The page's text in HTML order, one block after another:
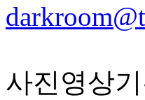
사진영상